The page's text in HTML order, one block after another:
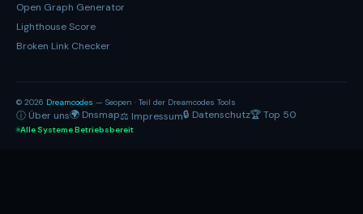
Open Graph Generator
Lighthouse Score
Broken Link Checker
© 2026 Dreamcodes — Seopen · Teil der Dreamcodes Tools
ⓘ Über uns🌍 Dnsmap⚖ Impressum🔒 Datenschutz🏆 Top 50
Alle Systeme Betriebsbereit